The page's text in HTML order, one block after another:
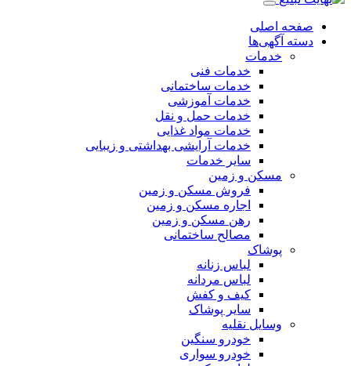
صفحه اصلی
دسته آگهی‌ها
خدمات
خدمات فنی
خدمات ساختمانی
خدمات آموزشی
خدمات حمل و نقل
خدمات مواد غذایی
خدمات آرایشی بهداشتی و زیبایی
سایر خدمات
مسکن و زمین
فروش مسکن و زمین
اجاره مسکن و زمین
رهن مسکن و زمین
مصالح ساختمانی
پوشاک
لباس زنانه
لباس مردانه
کیف و کفش
سایر پوشاک
وسایل نقلیه
خودرو سنگین
خودرو سواری